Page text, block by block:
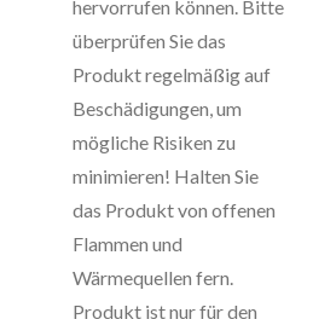
hervorrufen können. Bitte
überprüfen Sie das
Produkt regelmäßig auf
Beschädigungen, um
mögliche Risiken zu
minimieren! Halten Sie
das Produkt von offenen
Flammen und
Wärmequellen fern.
Produkt ist nur für den